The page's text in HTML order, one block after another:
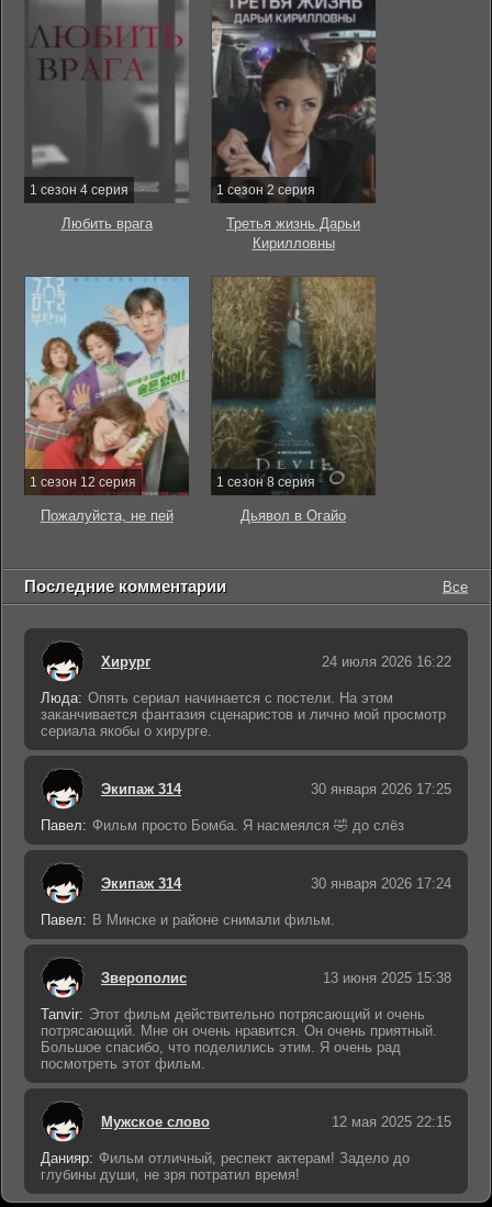
1 сезон 4 серия
Любить врага
1 сезон 2 серия
Третья жизнь Дарьи
Кирилловны
1 сезон 12 серия
Пожалуйста, не пей
1 сезон 8 серия
Дьявол в Огайо
Последние комментарии Все
Хирург 24 июля 2026 16:22
Люда: Опять сериал начинается с постели. На этом
заканчивается фантазия сценаристов и лично мой просмотр
сериала якобы о хирурге.
Экипаж 314 30 января 2026 17:25
Павел: Фильм просто Бомба. Я насмеялся 🤣 до слёз
Экипаж 314 30 января 2026 17:24
Павел: В Минске и районе снимали фильм.
Зверополис 13 июня 2025 15:38
Tanvir: Этот фильм действительно потрясающий и очень
потрясающий. Мне он очень нравится. Он очень приятный.
Большое спасибо, что поделились этим. Я очень рад
посмотреть этот фильм.
Мужское слово 12 мая 2025 22:15
Данияр: Фильм отличный, респект актерам! Задело до
глубины души, не зря потратил время!